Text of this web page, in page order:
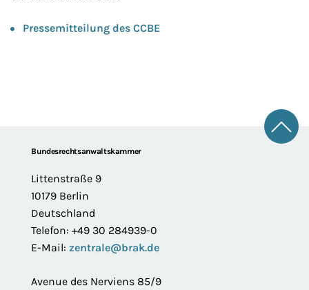
Pressemitteilung des CCBE
FooterBundesrechtsanwaltskammer
Littenstraße 9
10179 Berlin
Deutschland
Telefon: +49 30 284939-0
E-Mail: zentrale@brak.de
Avenue des Nerviens 85/9